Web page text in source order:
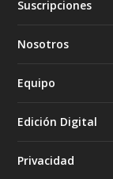
Suscripciones
Nosotros
Equipo
Edición Digital
Privacidad